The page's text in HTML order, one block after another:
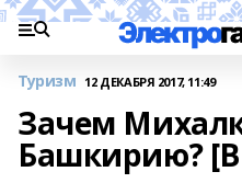
Туризм 12 ДЕКАБРЯ 2017, 11:49
Зачем
Башкирию?